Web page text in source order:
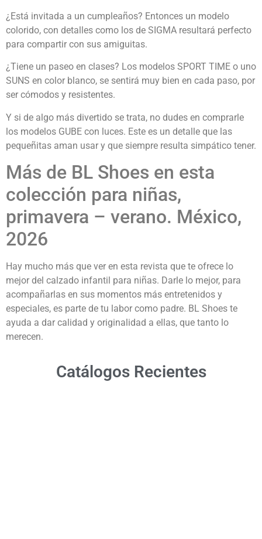
¿Está invitada a un cumpleaños? Entonces un modelo
colorido, con detalles como los de SIGMA resultará perfecto
para compartir con sus amiguitas.
¿Tiene un paseo en clases? Los modelos SPORT TIME o uno
SUNS en color blanco, se sentirá muy bien en cada paso, por
ser cómodos y resistentes.
Y si de algo más divertido se trata, no dudes en comprarle
los modelos GUBE con luces. Este es un detalle que las
pequeñitas aman usar y que siempre resulta simpático tener.
Más de BL Shoes en esta
colección para niñas,
primavera – verano. México,
2026
Hay mucho más que ver en esta revista que te ofrece lo
mejor del calzado infantil para niñas. Darle lo mejor, para
acompañarlas en sus momentos más entretenidos y
especiales, es parte de tu labor como padre. BL Shoes te
ayuda a dar calidad y originalidad a ellas, que tanto lo
merecen.
Catálogos Recientes